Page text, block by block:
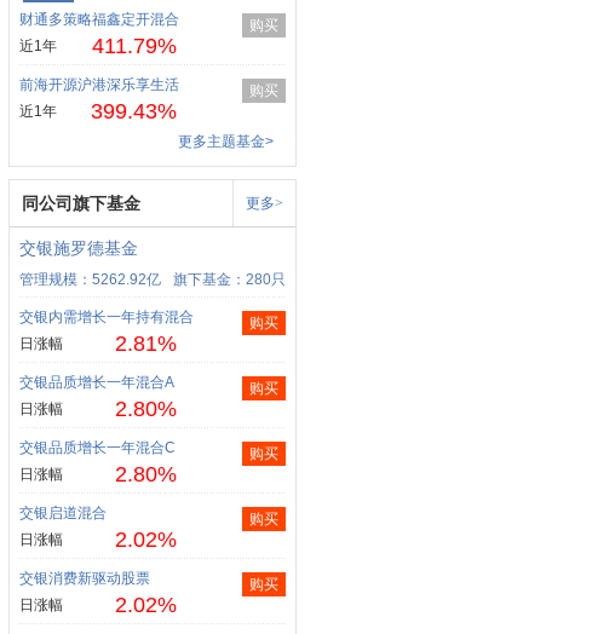
财通多策略福鑫定开混合
近1年
411.79%
购买
前海开源沪港深乐享生活
近1年
399.43%
购买
更多主题基金>
同公司旗下基金 更多>
交银施罗德基金
管理规模：5262.92亿 旗下基金：280只
交银内需增长一年持有混合
日涨幅
2.81%
购买
交银品质增长一年混合A
日涨幅
2.80%
购买
交银品质增长一年混合C
日涨幅
2.80%
购买
交银启道混合
日涨幅
2.02%
购买
交银消费新驱动股票
日涨幅
2.02%
购买